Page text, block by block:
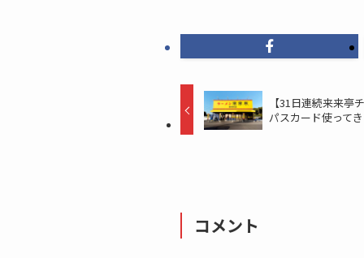
【31日連続来来亭
パスカード使って
コメント